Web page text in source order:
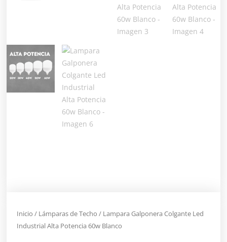
Inicio / Lámparas de Techo / Lampara Galponera Colgante Led
Industrial Alta Potencia 60w Blanco